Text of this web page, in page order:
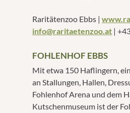
Raritätenzoo Ebbs |
info@raritaetenzoo.at |
FOHLENHOF EBBS
Mit etwa 150 Haflingern,
an Stallungen, Hallen,
Fohlenhof Arena und dem
Kutschenmuseum ist der